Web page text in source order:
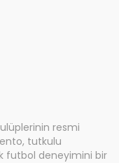
resmi
tutkulu
futbol deneyimini bir